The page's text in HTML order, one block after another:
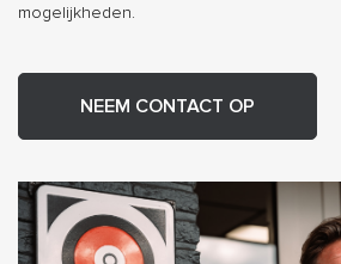
mogelijkheden.
NEEM CONTACT OP